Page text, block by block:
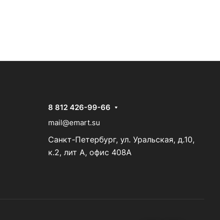
8 812 426-99-66
mail@emart.su
Санкт-Петербург, ул. Уральская, д.10,
к.2, лит А, офис 408А